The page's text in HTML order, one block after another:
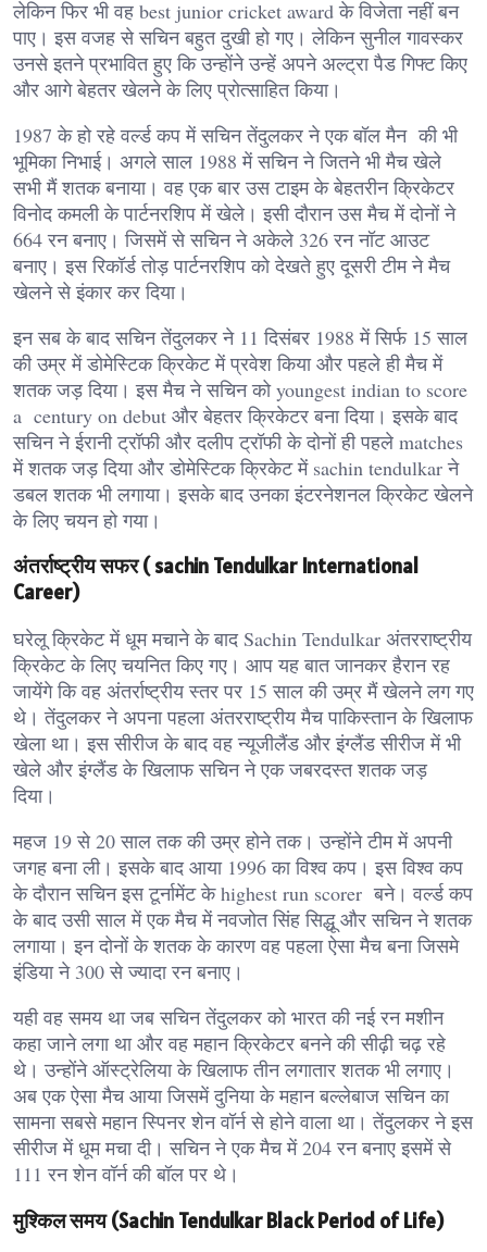
लेकिन फिर भी वह best junior cricket award के विजेता नहीं बन
पाए। इस वजह से सचिन बहुत दुखी हो गए। लेकिन सुनील गावस्कर
उनसे इतने प्रभावित हुए कि उन्होंने उन्हें अपने अल्ट्रा पैड गिफ्ट किए
और आगे बेहतर खेलने के लिए प्रोत्साहित किया।
1987 के हो रहे वर्ल्ड कप में सचिन तेंदुलकर ने एक बॉल मैन की भी
भूमिका निभाई। अगले साल 1988 में सचिन ने जितने भी मैच खेले
सभी मैं शतक बनाया। वह एक बार उस टाइम के बेहतरीन क्रिकेटर
विनोद कमली के पार्टनरशिप में खेले। इसी दौरान उस मैच में दोनों ने
664 रन बनाए। जिसमें से सचिन ने अकेले 326 रन नॉट आउट
बनाए। इस रिकॉर्ड तोड़ पार्टनरशिप को देखते हुए दूसरी टीम ने मैच
खेलने से इंकार कर दिया।
इन सब के बाद सचिन तेंदुलकर ने 11 दिसंबर 1988 में सिर्फ 15 साल
की उम्र में डोमेस्टिक क्रिकेट में प्रवेश किया और पहले ही मैच में
शतक जड़ दिया। इस मैच ने सचिन को youngest indian to score
a century on debut और बेहतर क्रिकेटर बना दिया। इसके बाद
सचिन ने ईरानी ट्रॉफी और दलीप ट्रॉफी के दोनों ही पहले matches
में शतक जड़ दिया और डोमेस्टिक क्रिकेट में sachin tendulkar ने
डबल शतक भी लगाया। इसके बाद उनका इंटरनेशनल क्रिकेट खेलने
के लिए चयन हो गया।
अंतर्राष्ट्रीय सफर ( sachin Tendulkar International
Career)
घरेलू क्रिकेट में धूम मचाने के बाद Sachin Tendulkar अंतरराष्ट्रीय
क्रिकेट के लिए चयनित किए गए। आप यह बात जानकर हैरान रह
जायेंगे कि वह अंतर्राष्ट्रीय स्तर पर 15 साल की उम्र मैं खेलने लग गए
थे। तेंदुलकर ने अपना पहला अंतरराष्ट्रीय मैच पाकिस्तान के खिलाफ
खेला था। इस सीरीज के बाद वह न्यूजीलैंड और इंग्लैंड सीरीज में भी
खेले और इंग्लैंड के खिलाफ सचिन ने एक जबरदस्त शतक जड़
दिया।
महज 19 से 20 साल तक की उम्र होने तक। उन्होंने टीम में अपनी
जगह बना ली। इसके बाद आया 1996 का विश्व कप। इस विश्व कप
के दौरान सचिन इस टूर्नामेंट के highest run scorer बने। वर्ल्ड कप
के बाद उसी साल में एक मैच में नवजोत सिंह सिद्धू और सचिन ने शतक
लगाया। इन दोनों के शतक के कारण वह पहला ऐसा मैच बना जिसमे
इंडिया ने 300 से ज्यादा रन बनाए।
यही वह समय था जब सचिन तेंदुलकर को भारत की नई रन मशीन
कहा जाने लगा था और वह महान क्रिकेटर बनने की सीढ़ी चढ़ रहे
थे। उन्होंने ऑस्ट्रेलिया के खिलाफ तीन लगातार शतक भी लगाए।
अब एक ऐसा मैच आया जिसमें दुनिया के महान बल्लेबाज सचिन का
सामना सबसे महान स्पिनर शेन वॉर्न से होने वाला था। तेंदुलकर ने इस
सीरीज में धूम मचा दी। सचिन ने एक मैच में 204 रन बनाए इसमें से
111 रन शेन वॉर्न की बॉल पर थे।
मुश्किल समय (Sachin Tendulkar Black Period of Life)